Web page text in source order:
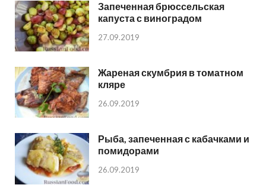
Запеченная брюссельская
капуста с виноградом
27.09.2019
Жареная скумбрия в томатном
кляре
26.09.2019
Рыба, запеченная с кабачками и
помидорами
26.09.2019